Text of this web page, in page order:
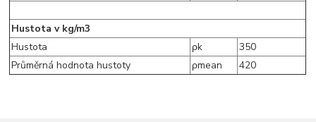
Hustota v kg/m3
Hustota
ρk
350
Průměrná hodnota hustoty
ρmean 420